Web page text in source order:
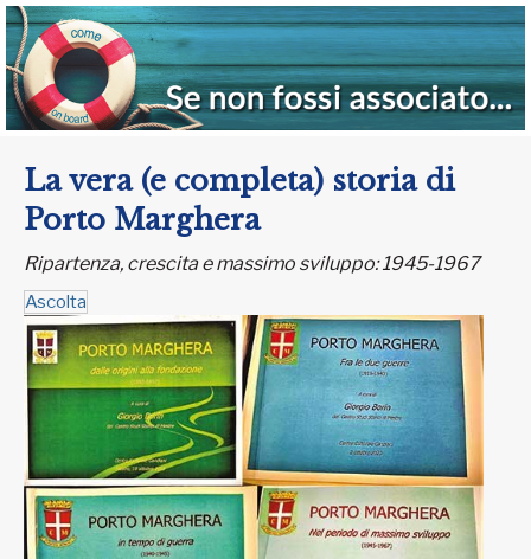
La vera (e completa) storia di
Porto Marghera
Ripartenza, crescita e massimo sviluppo: 1945-1967
Ascolta